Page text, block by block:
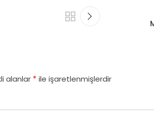
alanlar * ile işaretlenmişlerdir